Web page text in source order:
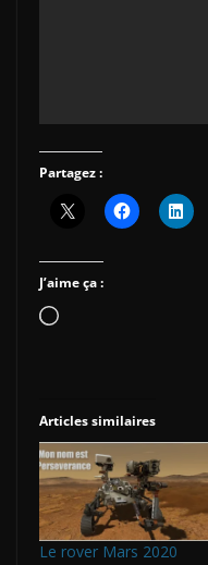
Partagez :
J’aime ça :
Chargement…
Articles similaires
Le rover Mars 2020